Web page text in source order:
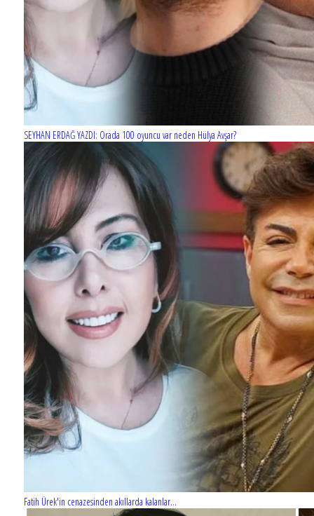
SEYHAN ERDAĞ YAZDI: Orada 100 oyuncu var neden Hülya Avşar?
Fatih Ürek'in cenazesinden akıllarda kalanlar...